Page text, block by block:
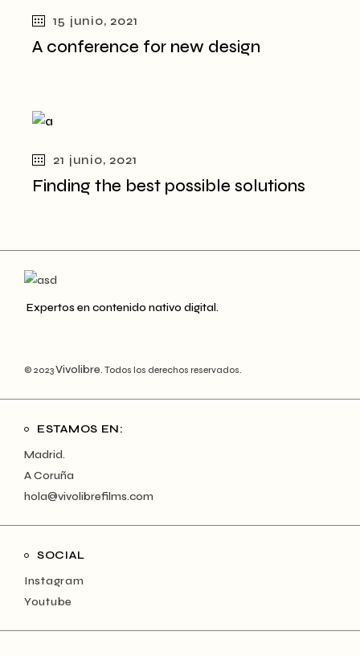
15 junio, 2021
A conference for new design
21 junio, 2021
Finding the best possible solutions
Expertos en contenido nativo digital.
© 2023Vivolibre . Todos los derechos reservados.
ESTAMOS EN:
Madrid.
A Coruña
hola@vivolibrefilms.com
SOCIAL
Instagram
Youtube